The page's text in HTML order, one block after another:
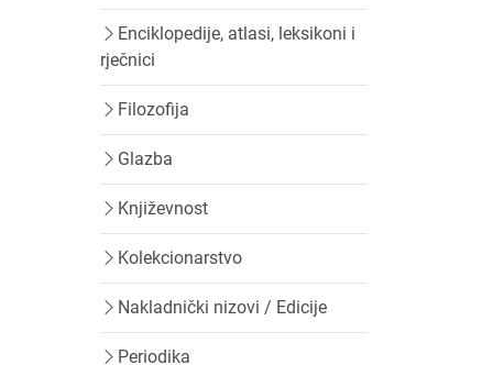
Enciklopedije, atlasi, leksikoni i
rječnici
Filozofija
Glazba
Književnost
Kolekcionarstvo
Nakladnički nizovi / Edicije
Periodika